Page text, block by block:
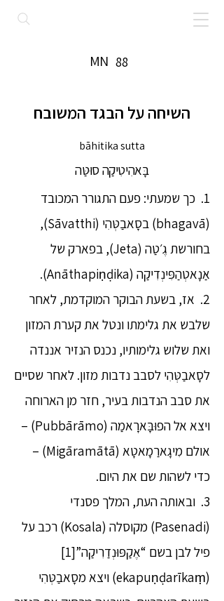
88
MN
השיחה על הבגד המשובח
bāhitika sutta
בָּאהִיטִיקַה סוּטַּה
1. כך שמעתי: פעם התגורר המכובד
(bhagavā) בסָאבַטְּהִי (Sāvatthi),
בחורשת גֶ׳טַה (Jeta), בפארק של
אַנָאטְהַפִּינְדִיקַה (Anāthapiṇḍika).
2. אז, בשעת הבוקר המוקדמת, לאחר
שלבש את גלימתו ונטל את קערת המזון
ואת שלוש גלימותיו, נכנס הנזיר אננדה
לסָאבַטְּהִי לסבב נדבות מזון. לאחר שסיים
את סבב הנדבות בעיר, חזר מן הארוחה
ויצא אל הפוּבָּארָאמַה (Pubbārāmo) –
אולם מִיגָארַמָאטָא (Migāramātā) –
כדי לשהות שם את היום.
3. ובאותה העת, המלך פסנדי
(Pasenadi) מקוסלה (Kosala) רכב על
פיל לבן בשם “אֶקַפּוּנְדַרִיקַה”[1]
(ekapuṇḍarīkaṃ) ויצא מסָאבַטְּהִי